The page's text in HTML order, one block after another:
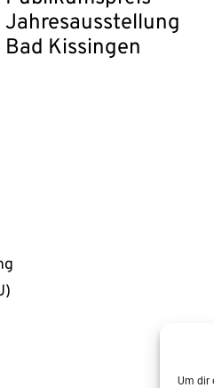
Um dir
Jahresausstellung
Bad Kissingen